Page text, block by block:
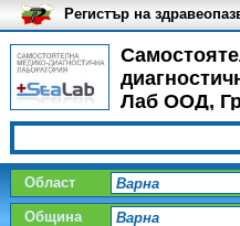
Лаб ООД,
Регистър на
медицинските
България
Област
Община